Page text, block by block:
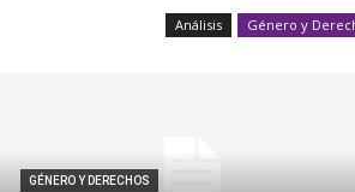
Análisis Género y
GÉNERO Y DERECHOS